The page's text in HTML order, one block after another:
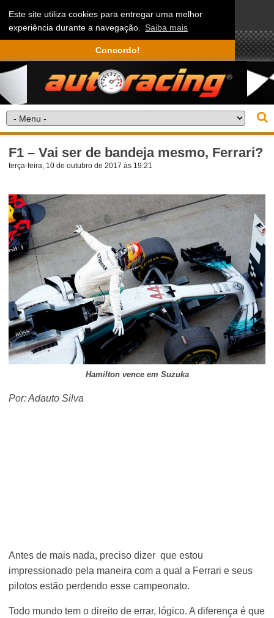
Este site utiliza cookies para entregar uma melhor
experiência durante a navegação. Saiba mais
Concordo!
F1 – Vai ser de bandeja mesmo, Ferrari?
terça-feira, 10 de outubro de 2017 às 19:21
Hamilton vence em Suzuka
Por: Adauto Silva
Antes de mais nada, preciso dizer que estou
impressionado pela maneira com a qual a Ferrari e seus
pilotos estão perdendo esse campeonato.
Todo mundo tem o direito de errar, lógico. A diferença é que